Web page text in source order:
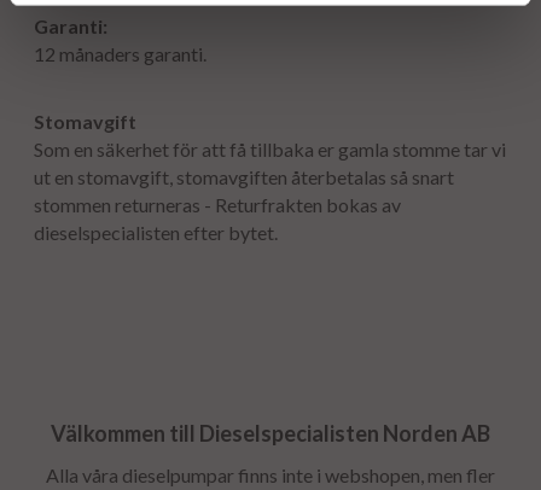
Garanti:
12 månaders garanti.
Stomavgift
Som en säkerhet för att få tillbaka er gamla stomme tar vi
ut en stomavgift, stomavgiften återbetalas så snart
stommen returneras - Returfrakten bokas av
dieselspecialisten efter bytet.
Välkommen till Dieselspecialisten Norden AB
Alla våra dieselpumpar finns inte i webshopen, men fler